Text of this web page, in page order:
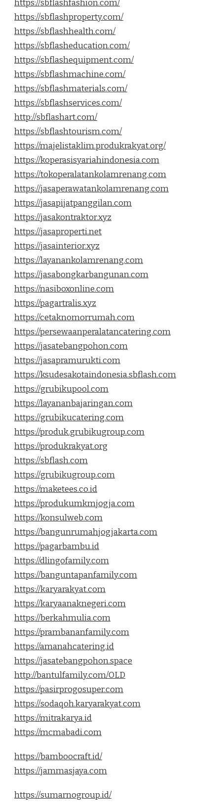
https://sbflashfashion.com/
https://sbflashproperty.com/
https://sbflashhealth.com/
https://sbflasheducation.com/
https://sbflashequipment.com/
https://sbflashmachine.com/
https://sbflashmaterials.com/
https://sbflashservices.com/
http://sbflashart.com/
https://sbflashtourism.com/
https://majelistaklim.produkrakyat.org/
https://koperasisyariahindonesia.com
https://tokoperalatankolamrenang.com
https://jasaperawatankolamrenang.com
https://jasapijatpanggilan.com
https://jasakontraktor.xyz
https://jasaproperti.net
https://jasainterior.xyz
https://layanankolamrenang.com
https://jasabongkarbangunan.com
https://nasiboxonline.com
https://pagartralis.xyz
https://cetaknomorrumah.com
https://persewaanperalatancatering.com
https://jasatebangpohon.com
https://jasapramurukti.com
https://ksudesakotaindonesia.sbflash.com
https://grubikupool.com
https://layananbajaringan.com
https://grubikucatering.com
https://produk.grubikugroup.com
https://produkrakyat.org
https://sbflash.com
https://grubikugroup.com
https://maketees.co.id
https://produkumkmjogja.com
https://konsulweb.com
https://bangunrumahjogjakarta.com
https://pagarbambu.id
https://dlingofamily.com
https://banguntapanfamily.com
https://karyarakyat.com
https://karyaanaknegeri.com
https://berkahmulia.com
https://prambananfamily.com
https://amanahcatering.id
https://jasatebangpohon.space
http://bantulfamily.com/OLD
https://pasirprogosuper.com
https://sodaqoh.karyarakyat.com
https://mitrakarya.id
https://mcmabadi.com
https://bamboocraft.id/
https://jammasjaya.com
https://sumarnogroup.id/